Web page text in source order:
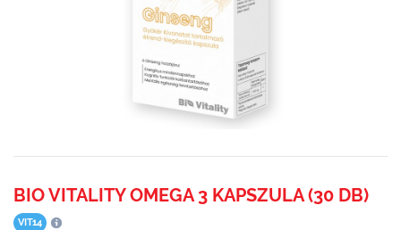
BIO VITALITY OMEGA 3 KAPSZULA (30 DB)
VIT14